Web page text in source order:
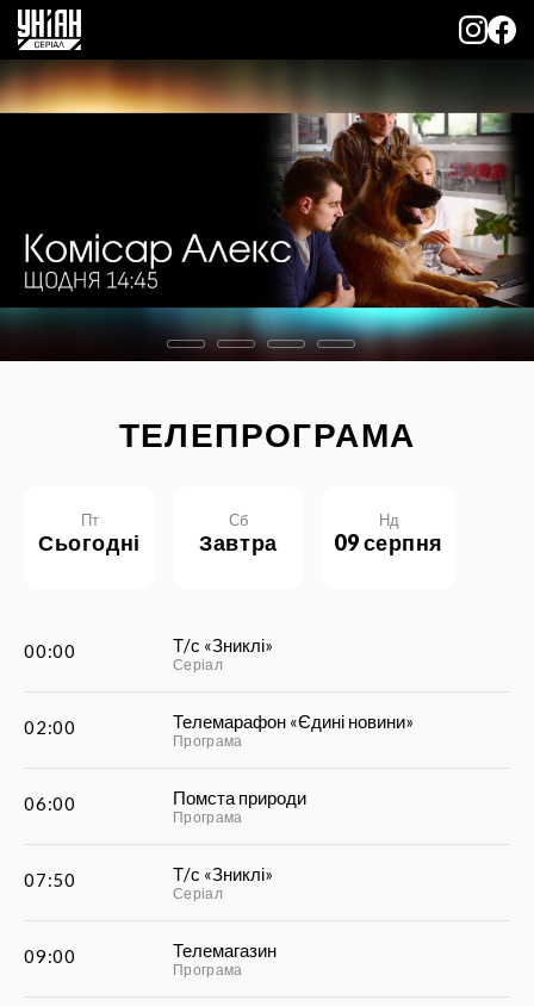
ТЕЛЕПРОГРАМА
Пт
сьогодні
Сб
завтра
Нд
09 серпня
00:00 Т/с «Зниклі»
Серіал
02:00 Телемарафон «Єдині новини»
Програма
06:00 Помста природи
Програма
07:50 Т/с «Зниклі»
Серіал
09:00 Телемагазин
Програма